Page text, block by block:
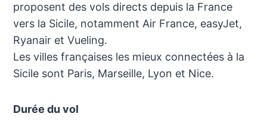
proposent des vols directs depuis la France
vers la Sicile, notamment Air France, easyJet,
Ryanair et Vueling.
Les villes françaises les mieux connectées à la
Sicile sont Paris, Marseille, Lyon et Nice.
Durée du vol